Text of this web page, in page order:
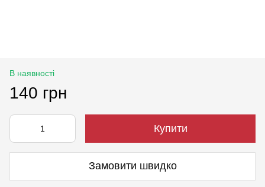
В наявності
140 грн
Купити
Замовити швидко